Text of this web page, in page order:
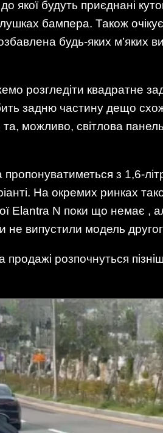
будуть приєднані
бампера. Також
​​будь-яких м’яких
розгледіти квадратне
задню частину дещо
можливо, світлова
пропонуватиметься з 1,6-
На окремих ринках
Elantra N поки що немає ,
не випустили модель
розпочнуться